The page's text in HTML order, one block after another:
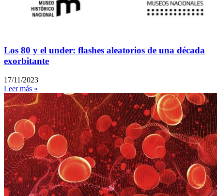
Los 80 y el under: flashes aleatorios de una década
exorbitante
17/11/2023
Leer más »